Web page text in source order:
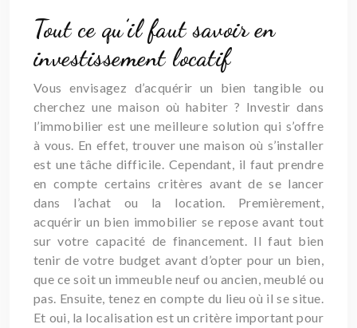
Tout ce qu’il faut savoir en
investissement locatif
Vous envisagez d’acquérir un bien tangible ou
cherchez une maison où habiter ? Investir dans
l’immobilier est une meilleure solution qui s’offre
à vous. En effet, trouver une maison où s’installer
est une tâche difficile. Cependant, il faut prendre
en compte certains critères avant de se lancer
dans l’achat ou la location. Premièrement,
acquérir un bien immobilier se repose avant tout
sur votre capacité de financement. Il faut bien
tenir de votre budget avant d’opter pour un bien,
que ce soit un immeuble neuf ou ancien, meublé ou
pas. Ensuite, tenez en compte du lieu où il se situe.
Et oui, la localisation est un critère important pour